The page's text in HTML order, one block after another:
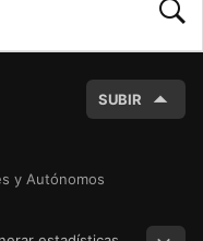
SUBIR
y Autónomos